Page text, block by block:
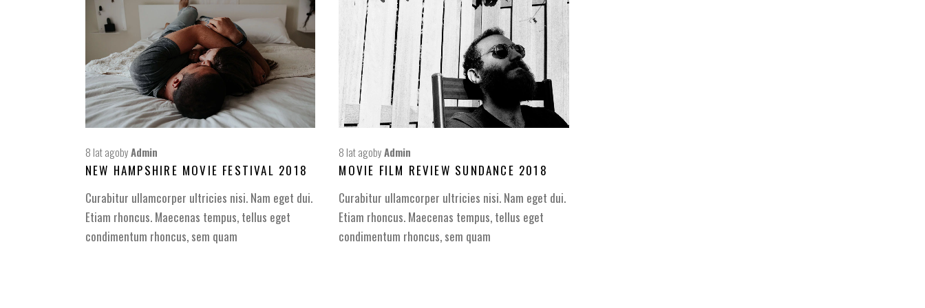
8 lat agobyAdmin
NEW HAMPSHIRE MOVIE FESTIVAL 2018
Curabitur ullamcorper ultricies nisi. Nam eget dui.
Etiam rhoncus. Maecenas tempus, tellus eget
condimentum rhoncus, sem quam
8 lat agobyAdmin
MOVIE FILM REVIEW SUNDANCE 2018
Curabitur ullamcorper ultricies nisi. Nam eget dui.
Etiam rhoncus. Maecenas tempus, tellus eget
condimentum rhoncus, sem quam